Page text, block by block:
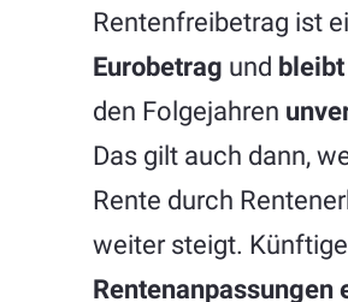
Rentenfreibetrag ist
Eurobetrag und bleibt
den Folgejahren
Das gilt auch dann,
Rente durch
weiter steigt. Künftige
Rentenanpassungen